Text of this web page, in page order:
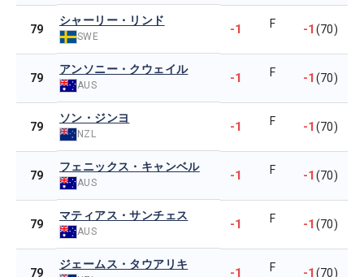
79
シャーリー・リンド
SWE -1 F -1(70)
79
アンソニー・クウェイル
AUS -1 F -1(70)
79
ソン・ジンヨ
NZL -1 F -1(70)
79
フェニックス・キャンベル
AUS -1 F -1(70)
79
マティアス・サンチェス
AUS -1 F -1(70)
79
ジェームス・タウアリキ
-1 F -1(70)